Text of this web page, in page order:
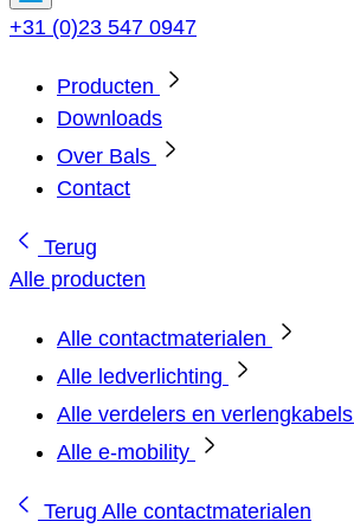
+31 (0)23 547 0947
Producten
Downloads
Over Bals
Contact
Terug
Alle producten
Alle contactmaterialen
Alle ledverlichting
Alle verdelers en verlengkabels
Alle e-mobility
Terug Alle contactmaterialen